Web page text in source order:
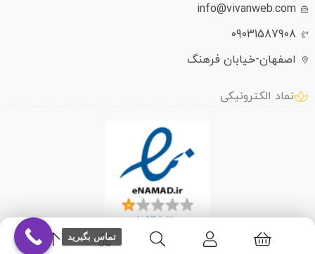
info@vivanweb.com
09031587908
اصفهان-خیابان فرهنگ
نماد الکترونیکی
تمامی حقوق این سایت متعلق به ویوان وب میباشد.
تماس بگیرید